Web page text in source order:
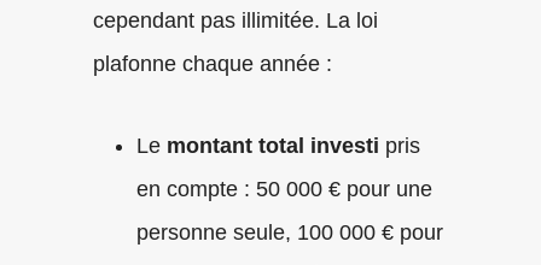
cependant pas illimitée. La loi
plafonne chaque année :
Le montant total investi pris
en compte : 50 000 € pour une
personne seule, 100 000 € pour